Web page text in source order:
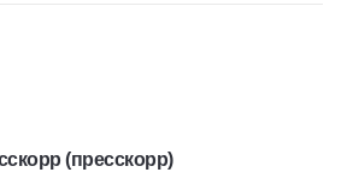
(пресскорр)